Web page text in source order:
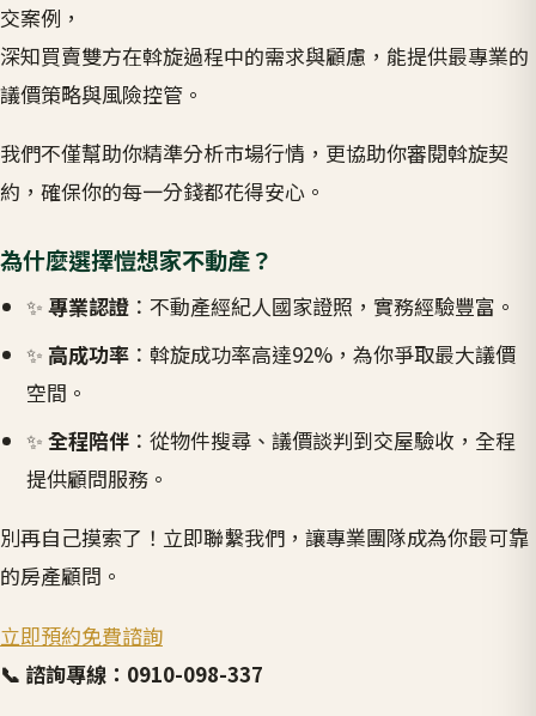
交案例，
深知買賣雙方在斡旋過程中的需求與顧慮，能提供最專業的
議價策略與風險控管。
我們不僅幫助你精準分析市場行情，更協助你審閱斡旋契
約，確保你的每一分錢都花得安心。
為什麼選擇愷想家不動產？
✨專業認證 ：不動產經紀人國家證照，實務經驗豐富。
✨ 高成功率 ：斡旋成功率高達92%，為你爭取最大議價
空間。
✨全程陪伴 ：從物件搜尋、議價談判到交屋驗收，全程
提供顧問服務。
別再自己摸索了！立即聯繫我們，讓專業團隊成為你最可靠
的房產顧問。
立即預約免費諮詢
📞 諮詢專線：0910-098-337